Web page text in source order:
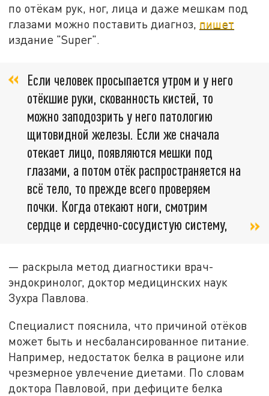
по отёкам рук, ног, лица и даже мешкам под
глазами можно поставить диагноз, пишет
издание "Super".
Если человек просыпается утром и у него
отёкшие руки, скованность кистей, то
можно заподозрить у него патологию
щитовидной железы. Если же сначала
отекает лицо, появляются мешки под
глазами, а потом отёк распространяется на
всё тело, то прежде всего проверяем
почки. Когда отекают ноги, смотрим
сердце и сердечно-сосудистую систему,
— раскрыла метод диагностики врач-
эндокринолог, доктор медицинских наук
Зухра Павлова.
Специалист пояснила, что причиной отёков
может быть и несбалансированное питание.
Например, недостаток белка в рационе или
чрезмерное увлечение диетами. По словам
доктора Павловой, при дефиците белка